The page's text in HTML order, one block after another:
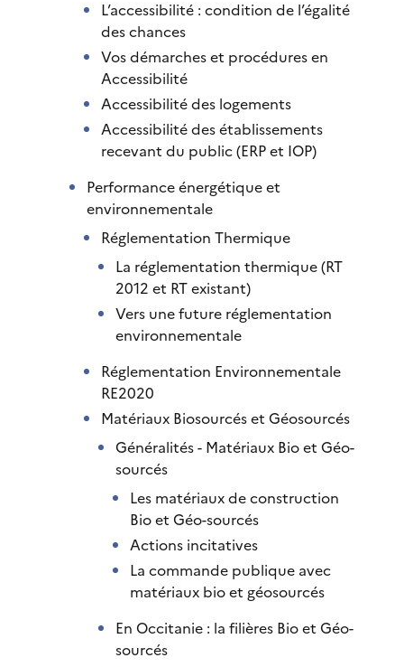
L’accessibilité : condition de l’égalité
des chances
Vos démarches et procédures en
Accessibilité
Accessibilité des logements
Accessibilité des établissements
recevant du public (ERP et IOP)
Performance énergétique et
environnementale
Réglementation Thermique
La réglementation thermique (RT
2012 et RT existant)
Vers une future réglementation
environnementale
Réglementation Environnementale
RE2020
Matériaux Biosourcés et Géosourcés
Généralités - Matériaux Bio et Géo-
sourcés
Les matériaux de construction
Bio et Géo-sourcés
Actions incitatives
La commande publique avec
matériaux bio et géosourcés
En Occitanie : la filières Bio et Géo-
sourcés